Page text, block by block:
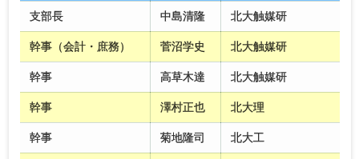
支部長 中島清隆 北大触媒研
幹事（会計・庶務） 菅沼学史 北大触媒研
幹事 高草木達 北大触媒研
幹事 澤村正也 北大理
幹事 菊地隆司 北大工